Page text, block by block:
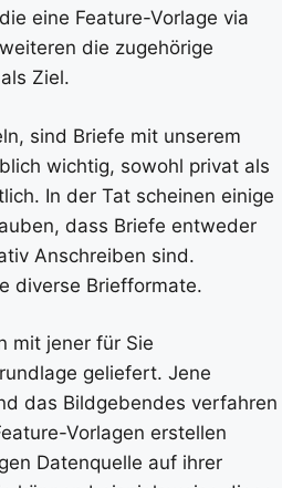
eine Feature-Vorlage via
die zugehörige
Ziel.
sind Briefe mit unserem
wichtig, sowohl privat als
In der Tat scheinen einige
dass Briefe entweder
Anschreiben sind.
diverse Briefformate.
mit jener für Sie
geliefert. Jene
das Bildgebendes verfahren
Vorlagen erstellen
Datenquelle auf ihrer